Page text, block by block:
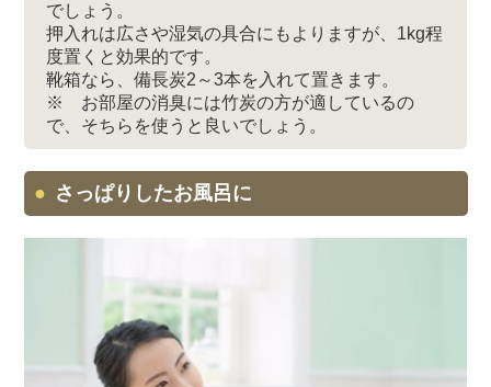
でしょう。
押入れは広さや湿気の具合にもよりますが、1kg程
度置くと効果的です。
靴箱なら、備長炭2～3本を入れて置きます。
※ お部屋の消臭には竹炭の方が適しているの
で、そちらを使うと良いでしょう。
さっぱりしたお風呂に